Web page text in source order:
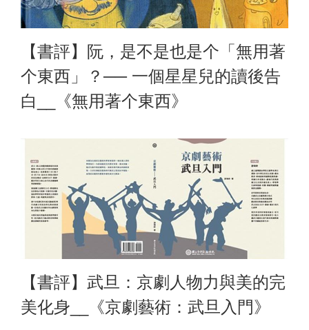
【書評】阮，是不是也是个「無用著
个東西」？── 一個星星兒的讀後告
白__《無用著个東西》
【書評】武旦：京劇人物力與美的完
美化身__《京劇藝術：武旦入門》